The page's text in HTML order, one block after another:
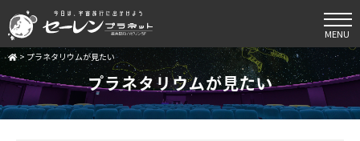
MENU
> プラネタリウムが見たい
プラネタリウムが見たい